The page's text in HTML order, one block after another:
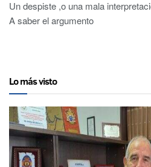
Un despiste ,o una mala
A saber el argumento
Lo más visto